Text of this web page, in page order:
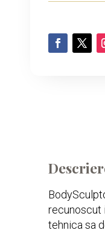
recunoscut
tehnica sa